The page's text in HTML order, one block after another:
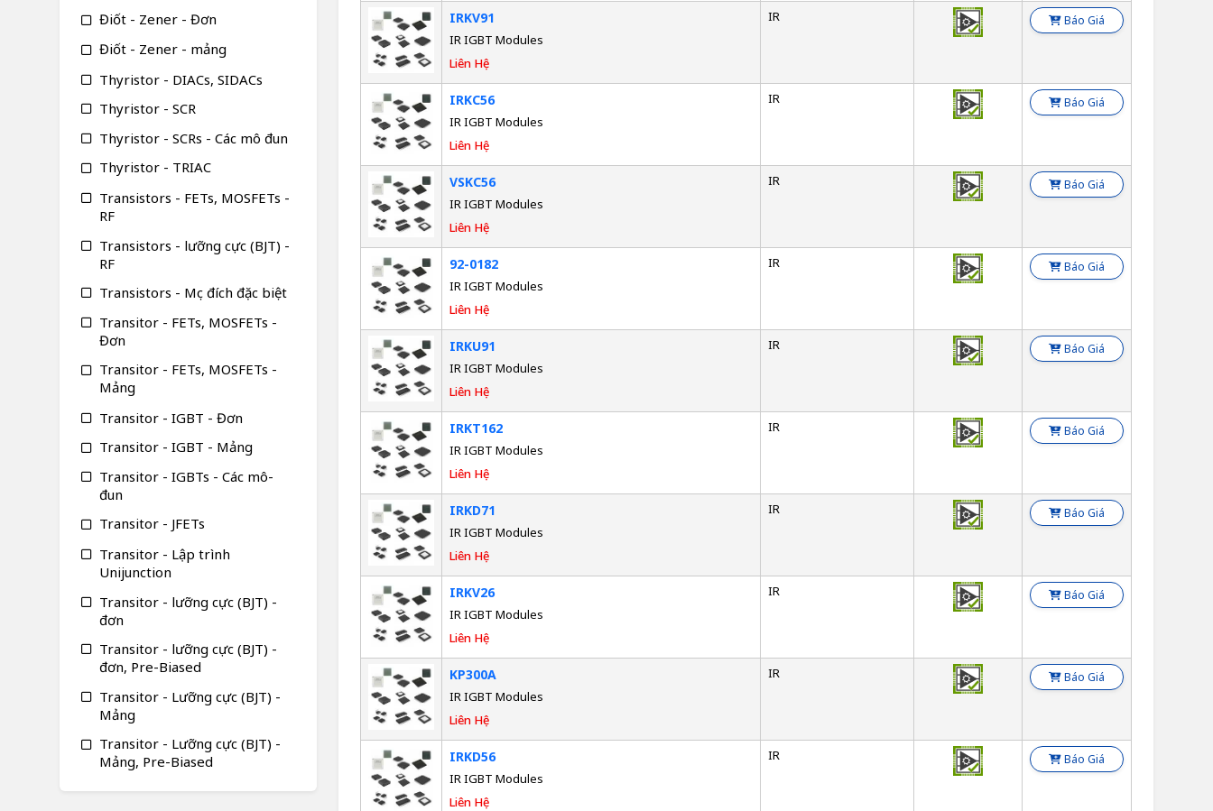
IRKV91
IR IGBT Modules
Liên Hệ
IR Báo Giá
IRKC56
IR IGBT Modules
Liên Hệ
IR Báo Giá
VSKC56
IR IGBT Modules
Liên Hệ
IR Báo Giá
92-0182
IR IGBT Modules
Liên Hệ
IR Báo Giá
IRKU91
IR IGBT Modules
Liên Hệ
IR Báo Giá
IRKT162
IR IGBT Modules
Liên Hệ
IR Báo Giá
IRKD71
IR IGBT Modules
Liên Hệ
IR Báo Giá
IRKV26
IR IGBT Modules
Liên Hệ
IR Báo Giá
KP300A
IR IGBT Modules
Liên Hệ
IR Báo Giá
IRKD56
IR IGBT Modules
Liên Hệ
IR Báo Giá
Điốt - Zener - Đơn
Điốt - Zener - mảng
Thyristor - DIACs, SIDACs
Thyristor - SCR
Thyristor - SCRs - Các mô đun
Thyristor - TRIAC
Transistors - FETs, MOSFETs -
RF
Transistors - lưỡng cực (BJT) -
RF
Transistors - Mục đích đặc biệt
Transitor - FETs, MOSFETs -
Đơn
Transitor - FETs, MOSFETs -
Mảng
Transitor - IGBT - Đơn
Transitor - IGBT - Mảng
Transitor - IGBTs - Các mô-
đun
Transitor - JFETs
Transitor - Lập trình
Unijunction
Transitor - lưỡng cực (BJT) -
đơn
Transitor - lưỡng cực (BJT) -
đơn, Pre-Biased
Transitor - Lưỡng cực (BJT) -
Mảng
Transitor - Lưỡng cực (BJT) -
Mảng, Pre-Biased